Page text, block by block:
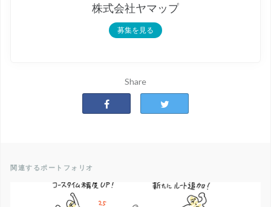
株式会社ヤマップ
募集を見る
Share
関連するポートフォリオ